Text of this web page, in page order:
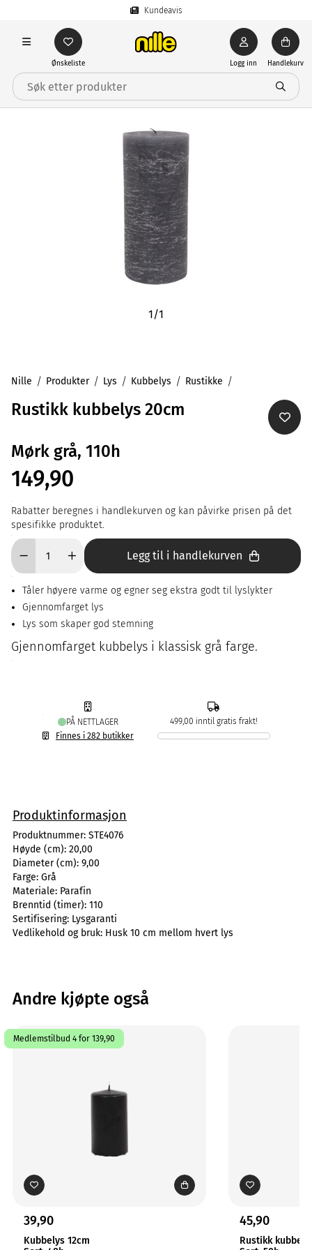
Kundeavis
Ønskeliste Logg inn Handlekurv
1/1
Nille Produkter Lys Kubbelys Rustikke
Rustikk kubbelys 20cm
Mørk grå, 110h
149,90
Rabatter beregnes i handlekurven og kan påvirke prisen på det
spesifikke produktet.
Legg til i handlekurven
Tåler høyere varme og egner seg ekstra godt til lyslykter
Gjennomfarget lys
Lys som skaper god stemning
Gjennomfarget kubbelys i klassisk grå farge.
PÅ NETTLAGER
Finnes i 282 butikker
499,00 inntil gratis frakt!
Produktinformasjon
Produktnummer: STE4076
Høyde (cm): 20,00
Diameter (cm): 9,00
Farge: Grå
Materiale: Parafin
Brenntid (timer): 110
Sertifisering: Lysgaranti
Vedlikehold og bruk: Husk 10 cm mellom hvert lys
Andre kjøpte også
Medlemstilbud 4 for 139,90
39,90
Kubbelys 12cm
45,90
Rustikk